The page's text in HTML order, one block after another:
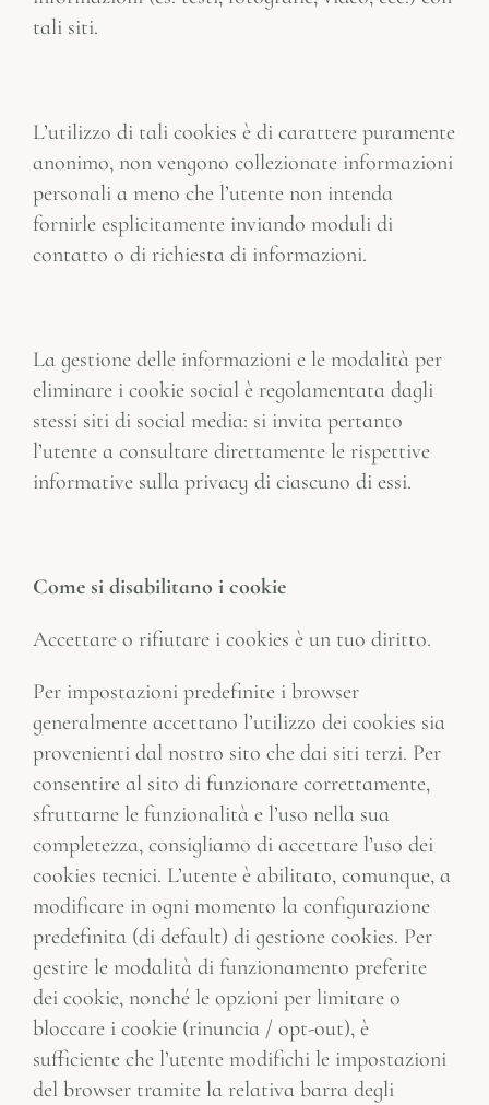
tali siti.
L’utilizzo di tali cookies è di carattere puramente
anonimo, non vengono collezionate informazioni
personali a meno che l’utente non intenda
fornirle esplicitamente inviando moduli di
contatto o di richiesta di informazioni.
La gestione delle informazioni e le modalità per
eliminare i cookie social è regolamentata dagli
stessi siti di social media: si invita pertanto
l’utente a consultare direttamente le rispettive
informative sulla privacy di ciascuno di essi.
Come si disabilitano i cookie
Accettare o rifiutare i cookies è un tuo diritto.
Per impostazioni predefinite i browser
generalmente accettano l’utilizzo dei cookies sia
provenienti dal nostro sito che dai siti terzi. Per
consentire al sito di funzionare correttamente,
sfruttarne le funzionalità e l’uso nella sua
completezza, consigliamo di accettare l’uso dei
cookies tecnici. L’utente è abilitato, comunque, a
modificare in ogni momento la configurazione
predefinita (di default) di gestione cookies. Per
gestire le modalità di funzionamento preferite
dei cookie, nonché le opzioni per limitare o
bloccare i cookie (rinuncia / opt-out), è
sufficiente che l’utente modifichi le impostazioni
del browser tramite la relativa barra degli